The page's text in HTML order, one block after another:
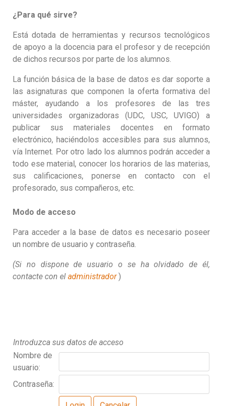
¿Para qué sirve?
Está dotada de herramientas y recursos tecnológicos
de apoyo a la docencia para el profesor y de recepción
de dichos recursos por parte de los alumnos.
La función básica de la base de datos es dar soporte a
las asignaturas que componen la oferta formativa del
máster, ayudando a los profesores de las tres
universidades organizadoras (UDC, USC, UVIGO) a
publicar sus materiales docentes en formato
electrónico, haciéndolos accesibles para sus alumnos,
vía Internet. Por otro lado los alumnos podrán acceder a
todo ese material, conocer los horarios de las materias,
sus calificaciones, ponerse en contacto con el
profesorado, sus compañeros, etc.
Modo de acceso
Para acceder a la base de datos es necesario poseer
un nombre de usuario y contraseña.
(Si no dispone de usuario o se ha olvidado de él,
contacte con el administrador)
Introduzca sus datos de acceso
Nombre de
usuario:
Contraseña: